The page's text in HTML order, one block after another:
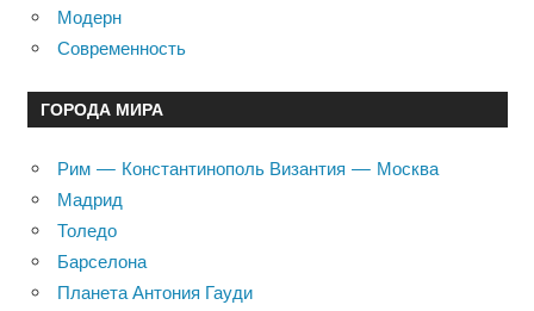
Модерн
Современность
ГОРОДА МИРА
Рим — Константинополь Византия — Москва
Мадрид
Толедо
Барселона
Планета Антония Гауди